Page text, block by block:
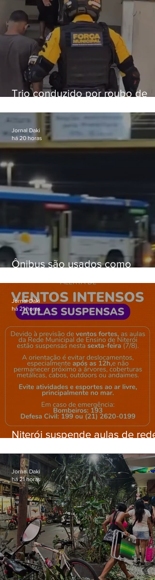
Trio conduzido por roubo de
passagens
Ônibus são usados como
Gardênia Azul
Jornal Daki
há 20 horas
Niterói suspende aulas de rede
ventos fortes nesta sexta (7)
Jornal Daki
há 21 horas
Jornal Daki
há 21 horas